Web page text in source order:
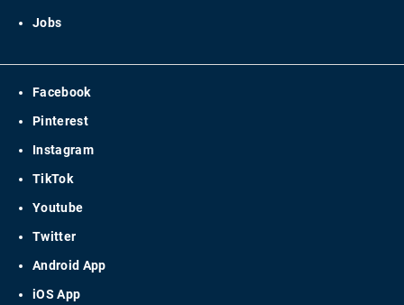
Jobs
Facebook
Pinterest
Instagram
TikTok
Youtube
Twitter
Android App
iOS App